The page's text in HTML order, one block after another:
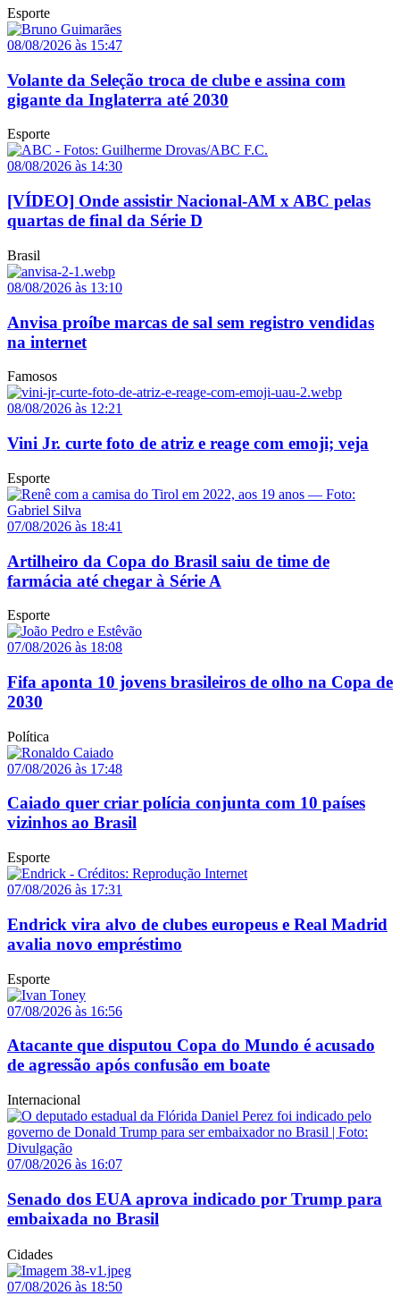
Esporte
08/08/2026 às 15:47
Volante da Seleção troca de clube e assina com
gigante da Inglaterra até 2030
Esporte
08/08/2026 às 14:30
[VÍDEO] Onde assistir Nacional-AM x ABC pelas
quartas de final da Série D
Brasil
08/08/2026 às 13:10
Anvisa proíbe marcas de sal sem registro vendidas
na internet
Famosos
08/08/2026 às 12:21
Vini Jr. curte foto de atriz e reage com emoji; veja
Esporte
07/08/2026 às 18:41
Artilheiro da Copa do Brasil saiu de time de
farmácia até chegar à Série A
Esporte
07/08/2026 às 18:08
Fifa aponta 10 jovens brasileiros de olho na Copa de
2030
Política
07/08/2026 às 17:48
Caiado quer criar polícia conjunta com 10 países
vizinhos ao Brasil
Esporte
07/08/2026 às 17:31
Endrick vira alvo de clubes europeus e Real Madrid
avalia novo empréstimo
Esporte
07/08/2026 às 16:56
Atacante que disputou Copa do Mundo é acusado
de agressão após confusão em boate
Internacional
07/08/2026 às 16:07
Senado dos EUA aprova indicado por Trump para
embaixada no Brasil
Cidades
07/08/2026 às 18:50